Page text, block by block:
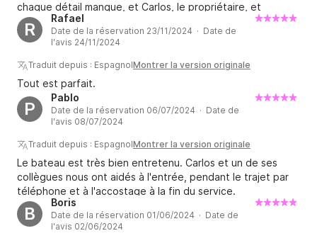
chaque détail manque, et Carlos, le propriétaire, et
Antonio, le gérant, ont été attentifs à tout moment. Merci
beaucoup
R
Rafael
Date de la réservation 23/11/2024 · Date de
l'avis 24/11/2024
Traduit depuis : EspagnolMontrer la version originale
Tout est parfait.
P
Pablo
Date de la réservation 06/07/2024 · Date de
l'avis 08/07/2024
Traduit depuis : EspagnolMontrer la version originale
Le bateau est très bien entretenu. Carlos et un de ses
collègues nous ont aidés à l'entrée, pendant le trajet par
téléphone et à l'accostage à la fin du service.
B
Boris
Date de la réservation 01/06/2024 · Date de
l'avis 02/06/2024